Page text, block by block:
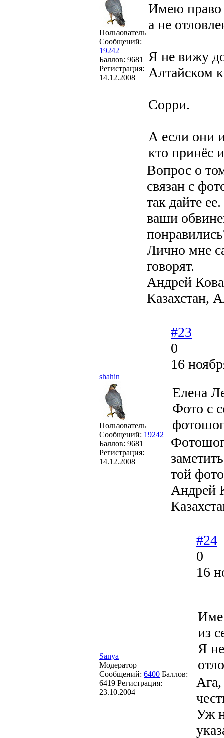
Пользователь
Сообщений:
19242
Баллов: 9681
Регистрация:
14.12.2008
Имею право
а не
Я не вижу
Алтайском
Сорри.
А если они
кто принёс
Вопрос о
связан с
так дайте
ваши
Лично мне
говорят.
Андрей
Казахстан,
shahin
Пользователь
Сообщений: 19242
Баллов: 9681
Регистрация:
14.12.2008
#23
0
16
Елена
Фото с
той
Андрей
Sanya
Модератор
Сообщений: 6400 Баллов:
6419 Регистрация:
23.10.2004
#24
0
16
из
Я
Уж